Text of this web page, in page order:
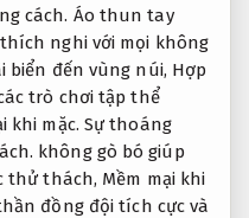
cách. Áo thun tay
nghi với mọi không
biển đến vùng núi, Hợp
trò chơi tập thể
khi mặc. Sự thoáng
không gò bó giúp
thử thách, Mềm mại khi
đồng đội tích cực và